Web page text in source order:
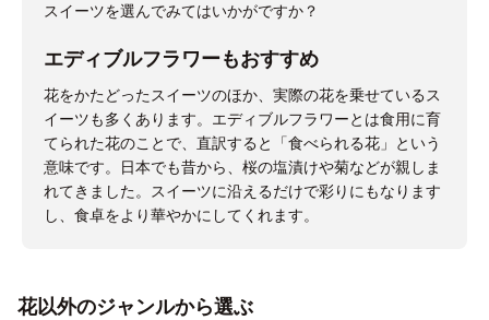
スイーツを選んでみてはいかがですか？
エディブルフラワーもおすすめ
花をかたどったスイーツのほか、実際の花を乗せているス
イーツも多くあります。エディブルフラワーとは食用に育
てられた花のことで、直訳すると「食べられる花」という
意味です。日本でも昔から、桜の塩漬けや菊などが親しま
れてきました。スイーツに沿えるだけで彩りにもなります
し、食卓をより華やかにしてくれます。
花以外のジャンルから選ぶ